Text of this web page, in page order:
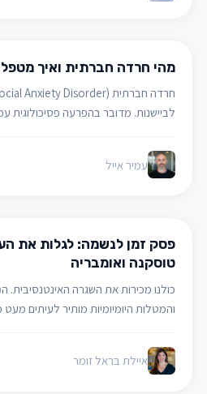
דיכאון וחרדה
מהי חרדה חברתית ואיך
לביישנות. מדובר בהפרעה
ולעיתים גם לדיכאון נלווה. החדשות
יעיל ומשנה חיים.
עמיר אייל
מאמרים ודעות
פסק זמן לנשמה: לגלות את
טוסקנה ואומבריה
כולנו מכירות את השגרה האינטנסיבית.
והמטלות היומיומיות מותיר לעיתים
חופשה שהיא לא רק נופש, אלא גם
מצברים?איילת בראל זומר